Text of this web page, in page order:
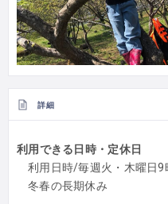
詳細
利用できる日時・定休日
利用日時/毎週火・木曜
冬春の長期休み